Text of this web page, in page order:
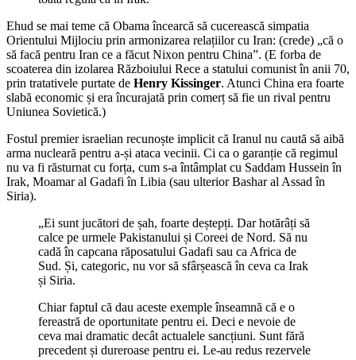
Ehud se mai teme că Obama încearcă să cucerească simpatia
Orientului Mijlociu prin armonizarea relațiilor cu Iran: (crede) „că o
să facă pentru Iran ce a făcut Nixon pentru China”. (E forba de
scoaterea din izolarea Războiului Rece a statului comunist în anii 70,
prin tratativele purtate de Henry Kissinger. Atunci China era foarte
slabă economic și era încurajată prin comerț să fie un rival pentru
Uniunea Sovietică.)
Fostul premier israelian recunoște implicit că Iranul nu caută să aibă
arma nucleară pentru a-și ataca vecinii. Ci ca o garanție că regimul
nu va fi răsturnat cu forța, cum s-a întâmplat cu Saddam Hussein în
Irak, Moamar al Gadafi în Libia (sau ulterior Bashar al Assad în
Siria).
„Ei sunt jucători de șah, foarte deștepți. Dar hotărâți să
calce pe urmele Pakistanului și Coreei de Nord. Să nu
cadă în capcana răposatului Gadafi sau ca Africa de
Sud. Și, categoric, nu vor să sfârșească în ceva ca Irak
și Siria.
Chiar faptul că dau aceste exemple înseamnă că e o
fereastră de oportunitate pentru ei. Deci e nevoie de
ceva mai dramatic decât actualele sancțiuni. Sunt fără
precedent și dureroase pentru ei. Le-au redus rezervele